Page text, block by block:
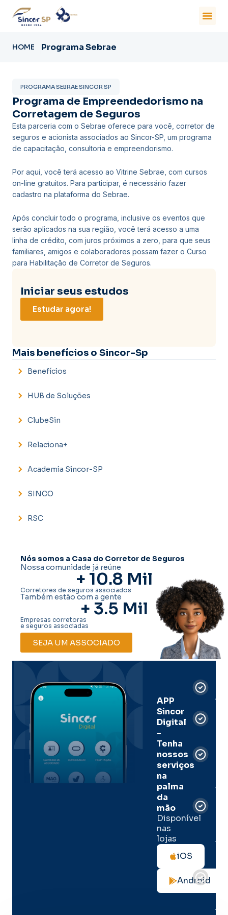
HOME Programa Sebrae
PROGRAMA SEBRAE SINCOR SP
Programa de Empreendedorismo na
Corretagem de Seguros
Esta parceria com o Sebrae oferece para você, corretor de
seguros e acionista associados ao Sincor-SP, um programa
de capacitação, consultoria e empreendorismo.
Por aqui, você terá acesso ao Vitrine Sebrae, com cursos
on-line gratuitos. Para participar, é necessário fazer
cadastro na plataforma do Sebrae.
Após concluir todo o programa, inclusive os eventos que
serão aplicados na sua região, você terá acesso a uma
linha de crédito, com juros próximos a zero, para que seus
familiares, amigos e colaboradores possam fazer o Curso
para Habilitação de Corretor de Seguros.
Iniciar seus estudos
Estudar agora!
Mais benefícios o Sincor-Sp
Benefícios
HUB de Soluções
ClubeSin
Relaciona+
Academia Sincor-SP
SINCO
RSC
Nós somos a Casa do Corretor de Seguros
Nossa comunidade já reúne
+ 10.8 Mil
Corretores de seguros associados
Também estão com a gente
+ 3.5 Mil
Empresas corretoras
e seguros associadas
SEJA UM ASSOCIADO
APP
Sincor
Digital
-
Tenha
nossos
serviços
na
palma
da
mão
Disponível
nas
lojas
iOS
Android
Sua
no